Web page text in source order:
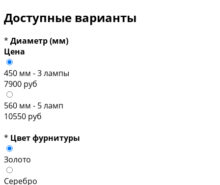
Доступные варианты
* Диаметр (мм)
Цена
450 мм - 3 лампы
7900 руб
560 мм - 5 ламп
10550 руб
* Цвет фурнитуры
Золото
Серебро